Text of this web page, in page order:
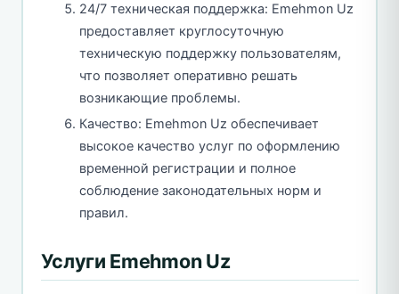
24/7 техническая поддержка: Emehmon Uz
предоставляет круглосуточную
техническую поддержку пользователям,
что позволяет оперативно решать
возникающие проблемы.
Качество: Emehmon Uz обеспечивает
высокое качество услуг по оформлению
временной регистрации и полное
соблюдение законодательных норм и
правил.
Услуги Emehmon Uz